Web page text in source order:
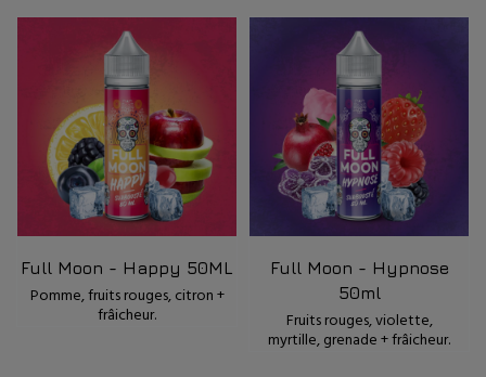
Full Moon - Happy 50ML
Pomme, fruits rouges, citron +
frâicheur.
Full Moon - Hypnose
50ml
Fruits rouges, violette,
myrtille, grenade + frâicheur.